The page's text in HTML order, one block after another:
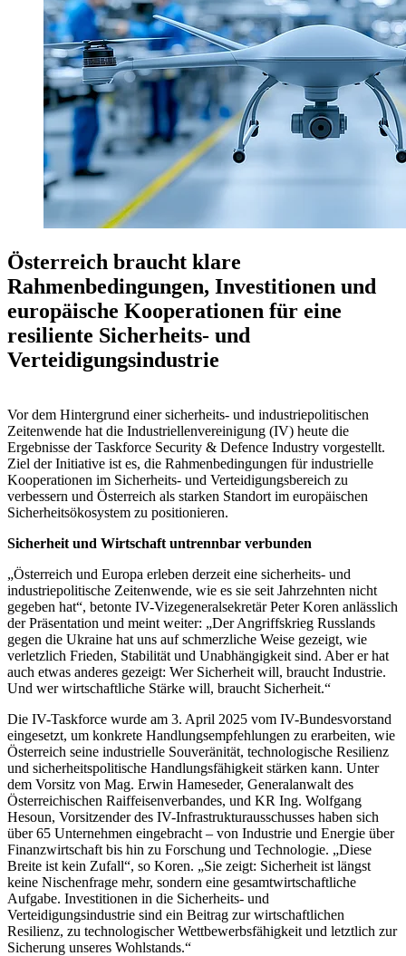
Österreich braucht klare
Rahmenbedingungen, Investitionen und
europäische Kooperationen für eine
resiliente Sicherheits- und
Verteidigungsindustrie
Vor dem Hintergrund einer sicherheits- und industriepolitischen
Zeitenwende hat die Industriellenvereinigung (IV) heute die
Ergebnisse der Taskforce Security & Defence Industry vorgestellt.
Ziel der Initiative ist es, die Rahmenbedingungen für industrielle
Kooperationen im Sicherheits- und Verteidigungsbereich zu
verbessern und Österreich als starken Standort im europäischen
Sicherheitsökosystem zu positionieren.
Sicherheit und Wirtschaft untrennbar verbunden
„Österreich und Europa erleben derzeit eine sicherheits- und
industriepolitische Zeitenwende, wie es sie seit Jahrzehnten nicht
gegeben hat“, betonte IV-Vizegeneralsekretär Peter Koren anlässlich
der Präsentation und meint weiter: „Der Angriffskrieg Russlands
gegen die Ukraine hat uns auf schmerzliche Weise gezeigt, wie
verletzlich Frieden, Stabilität und Unabhängigkeit sind. Aber er hat
auch etwas anderes gezeigt: Wer Sicherheit will, braucht Industrie.
Und wer wirtschaftliche Stärke will, braucht Sicherheit.“
Die IV-Taskforce wurde am 3. April 2025 vom IV-Bundesvorstand
eingesetzt, um konkrete Handlungsempfehlungen zu erarbeiten, wie
Österreich seine industrielle Souveränität, technologische Resilienz
und sicherheitspolitische Handlungsfähigkeit stärken kann. Unter
dem Vorsitz von Mag. Erwin Hameseder, Generalanwalt des
Österreichischen Raiffeisenverbandes, und KR Ing. Wolfgang
Hesoun, Vorsitzender des IV-Infrastrukturausschusses haben sich
über 65 Unternehmen eingebracht – von Industrie und Energie über
Finanzwirtschaft bis hin zu Forschung und Technologie. „Diese
Breite ist kein Zufall“, so Koren. „Sie zeigt: Sicherheit ist längst
keine Nischenfrage mehr, sondern eine gesamtwirtschaftliche
Aufgabe. Investitionen in die Sicherheits- und
Verteidigungsindustrie sind ein Beitrag zur wirtschaftlichen
Resilienz, zu technologischer Wettbewerbsfähigkeit und letztlich zur
Sicherung unseres Wohlstands.“